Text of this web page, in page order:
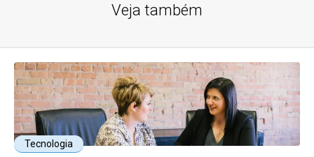
Veja também
Tecnologia